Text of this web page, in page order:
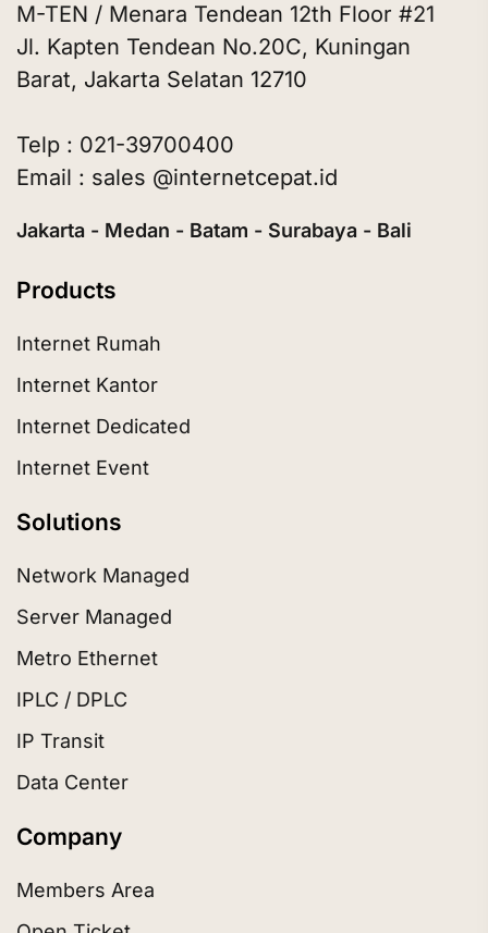
M-TEN / Menara Tendean 12th Floor #21
Jl. Kapten Tendean No.20C, Kuningan
Barat, Jakarta Selatan 12710
Telp : 021-39700400
Email : sales @internetcepat.id
Jakarta - Medan - Batam - Surabaya - Bali
Products
Internet Rumah
Internet Kantor
Internet Dedicated
Internet Event
Solutions
Network Managed
Server Managed
Metro Ethernet
IPLC / DPLC
IP Transit
Data Center
Company
Members Area